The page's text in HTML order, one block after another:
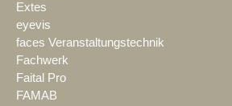
Extes
eyevis
faces Veranstaltungstechnik
Fachwerk
Faital Pro
FAMAB